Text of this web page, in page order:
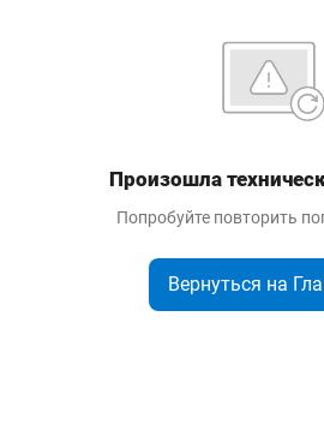
Произошла
Попробуйте повторить
Вернуться на